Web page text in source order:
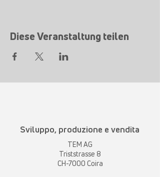
Diese Veranstaltung teilen
Sviluppo, produzione e vendita
TEM AG
Triststrasse 8
CH-7000 Coira